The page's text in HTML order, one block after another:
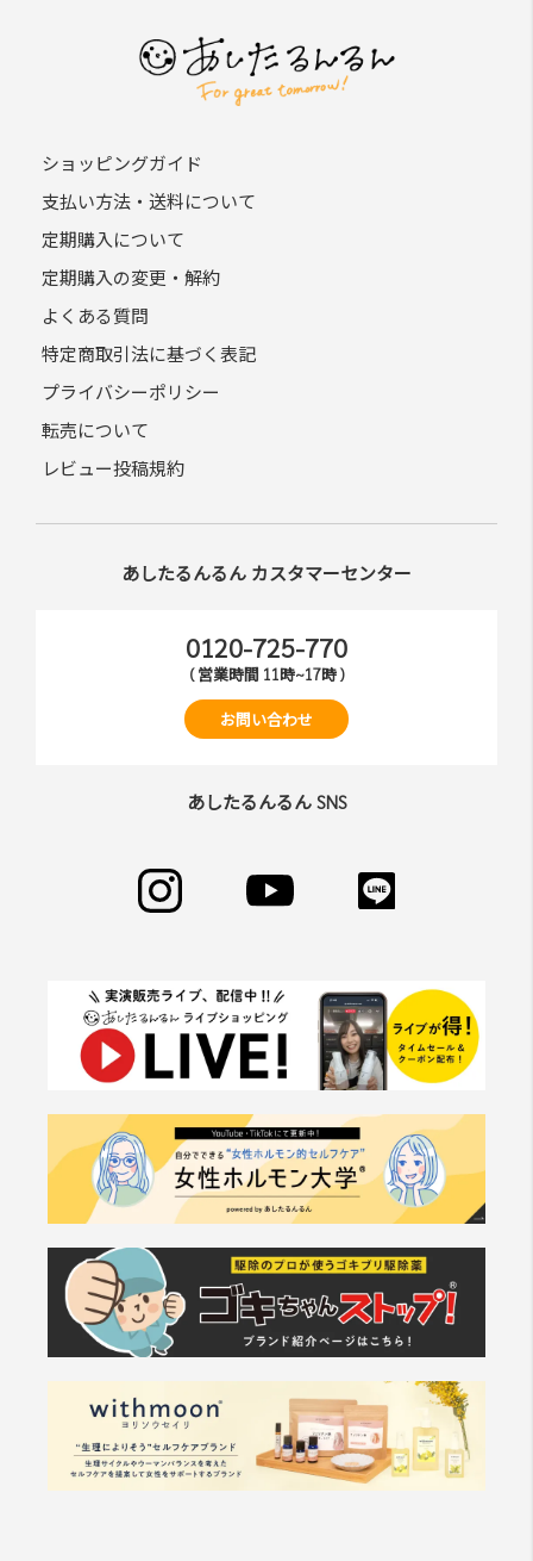
ショッピングガイド
支払い方法・送料について
定期購入について
定期購入の変更・解約
よくある質問
特定商取引法に基づく表記
プライバシーポリシー
転売について
レビュー投稿規約
あしたるんるん カスタマーセンター
0120-725-770
( 営業時間 11時~17時 )
お問い合わせ
あしたるんるん SNS